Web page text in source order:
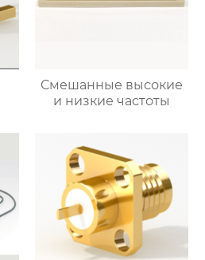
Смешанные высокие
и низкие частоты